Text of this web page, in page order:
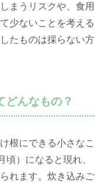
まうリスクや、食用
少ないことを考える
たものは採らない方
どんなもの？
根にできる小さなこ
）になると現れ、
れます。炊き込みご